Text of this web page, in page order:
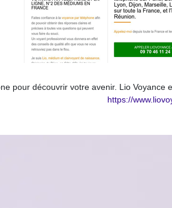
pour découvrir votre avenir. Lio Voyance
https://